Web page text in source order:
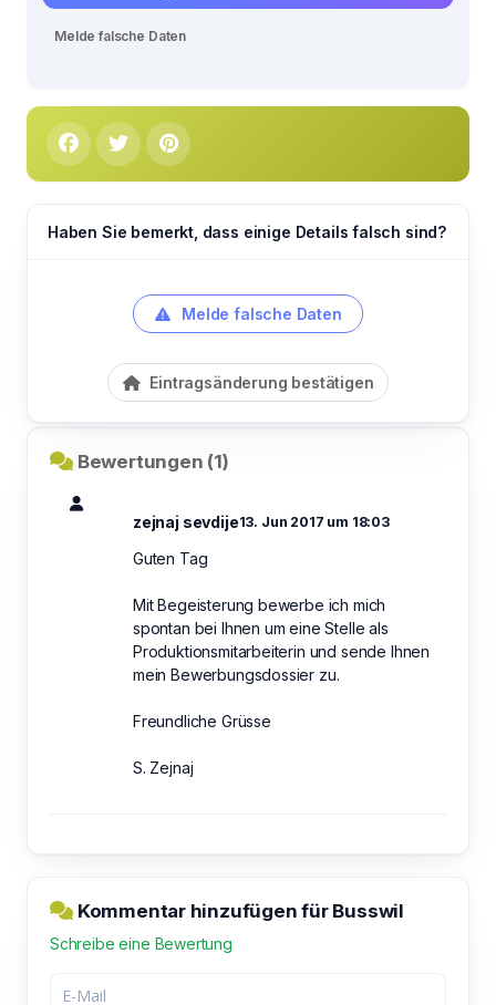
Melde falsche Daten
Haben Sie bemerkt, dass einige Details falsch sind?
Melde falsche Daten
Eintragsänderung bestätigen
Bewertungen (1)
zejnaj sevdije13. Jun 2017 um 18:03
Guten Tag
Mit Begeisterung bewerbe ich mich
spontan bei Ihnen um eine Stelle als
Produktionsmitarbeiterin und sende Ihnen
mein Bewerbungsdossier zu.
Freundliche Grüsse
S. Zejnaj
Kommentar hinzufügen für Busswil
Schreibe eine Bewertung